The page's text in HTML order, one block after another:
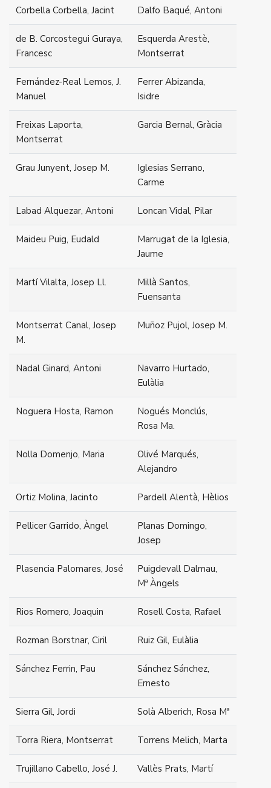
Corbella Corbella, Jacint Dalfo Baqué, Antoni
de B. Corcostegui Guraya,
Francesc
Esquerda Arestè,
Montserrat
Fernández-Real Lemos, J.
Manuel
Ferrer Abizanda,
Isidre
Freixas Laporta,
Montserrat
Garcia Bernal, Gràcia
Grau Junyent, Josep M.
Iglesias Serrano,
Carme
Labad Alquezar, Antoni Loncan Vidal, Pilar
Maideu Puig, Eudald
Marrugat de la Iglesia,
Jaume
Martí Vilalta, Josep Ll.
Millà Santos,
Fuensanta
Montserrat Canal, Josep
M.
Muñoz Pujol, Josep M.
Nadal Ginard, Antoni
Navarro Hurtado,
Eulàlia
Noguera Hosta, Ramon
Nogués Monclús,
Rosa Ma.
Nolla Domenjo, Maria
Olivé Marqués,
Alejandro
Ortiz Molina, Jacinto Pardell Alentà, Hèlios
Pellicer Garrido, Àngel
Planas Domingo,
Josep
Plasencia Palomares, José
Puigdevall Dalmau,
Mª Àngels
Rios Romero, Joaquin Rosell Costa, Rafael
Rozman Borstnar, Ciril Ruiz Gil, Eulàlia
Sánchez Ferrin, Pau
Sánchez Sánchez,
Ernesto
Sierra Gil, Jordi Solà Alberich, Rosa Mª
Torra Riera, Montserrat Torrens Melich, Marta
Trujillano Cabello, José J. Vallès Prats, Martí